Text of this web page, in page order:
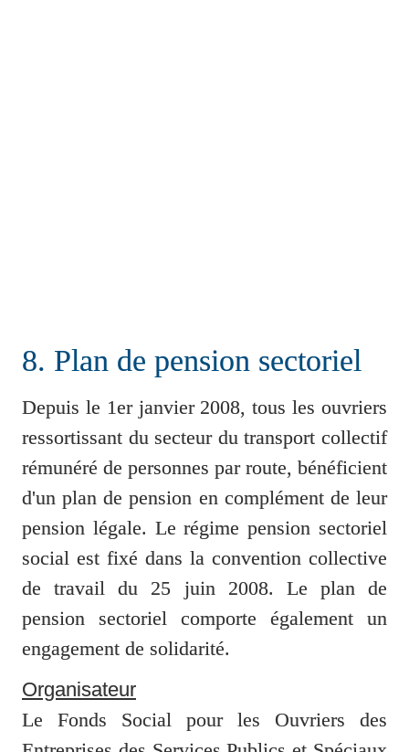
8. Plan de pension sectoriel
Depuis le 1er janvier 2008, tous les ouvriers
ressortissant du secteur du transport collectif
rémunéré de personnes par route, bénéficient
d'un plan de pension en complément de leur
pension légale. Le régime pension sectoriel
social est fixé dans la convention collective
de travail du 25 juin 2008. Le plan de
pension sectoriel comporte également un
engagement de solidarité.
Organisateur
Le Fonds Social pour les Ouvriers des